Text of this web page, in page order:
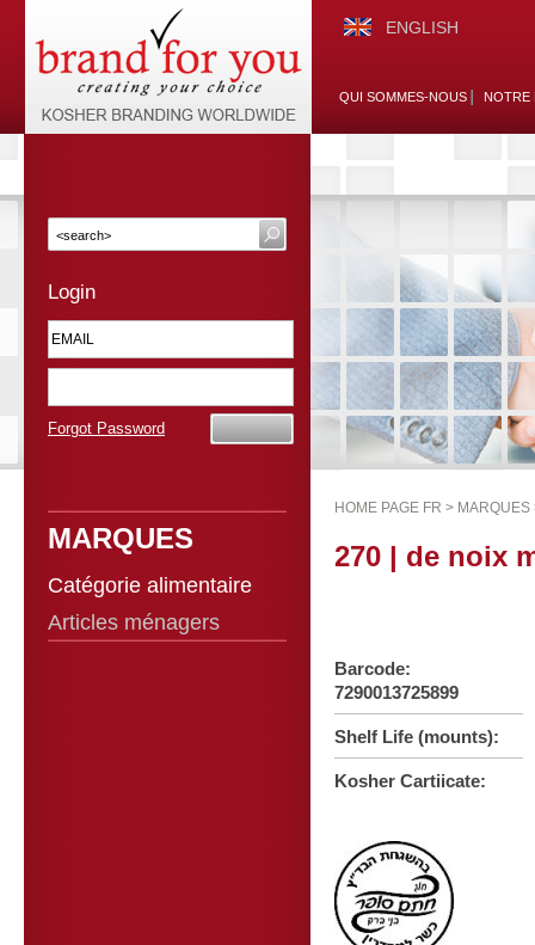
ENGLISH
QUI SOMMES-NOUS NOTRE
Login
Forgot Password
MARQUES
Catégorie alimentaire
Articles ménagers
HOME PAGE FR > MARQUES
270 | de noix
Barcode:
7290013725899
Shelf Life (mounts):
Kosher Cartiicate: